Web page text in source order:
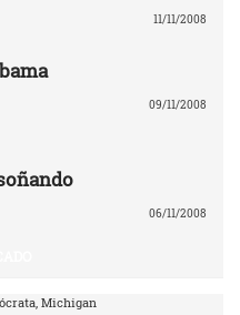
11/11/2008
09/11/2008
06/11/2008
Michigan